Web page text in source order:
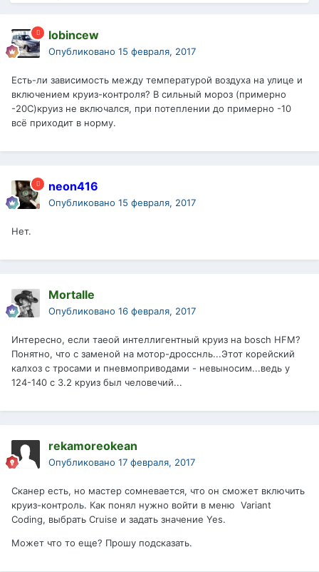
lobincew
Опубликовано 15 февраля, 2017
Есть-ли зависимость между температурой воздуха на улице и
включением круиз-контроля? В сильный мороз (примерно
-20С)круиз не включался, при потеплении до примерно -10
всё приходит в норму.
neon416
Опубликовано 15 февраля, 2017
Нет.
Mortalle
Опубликовано 16 февраля, 2017
Интересно, если таеой интеллигентный круиз на bosch HFM?
Понятно, что с заменой на мотор-дросснль...Этот корейский
калхоз с тросами и пневмоприводами - невыносим...ведь у
124-140 с 3.2 круиз был человечий...
rekamoreokean
Опубликовано 17 февраля, 2017
Сканер есть, но мастер сомневается, что он сможет включить
круиз-контроль. Как понял нужно войти в меню Variant
Coding, выбрать Cruise и задать значение Yes.
Может что то еще? Прошу подсказать.